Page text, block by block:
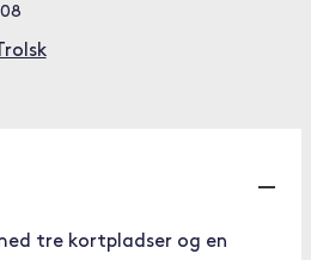
tre kortpladser og en